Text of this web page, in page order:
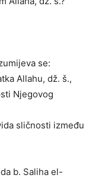
se:
Allahu, dž. š.,
Njegovog
sličnosti između
b. Saliha el-